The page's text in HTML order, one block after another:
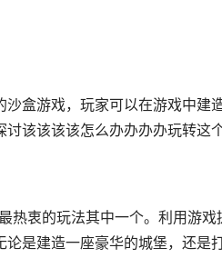
盒游戏，玩家可以在游戏中建
该该该该怎么办办办办玩转这
热衷的玩法其中一个。利用游
是建造一座豪华的城堡，还是